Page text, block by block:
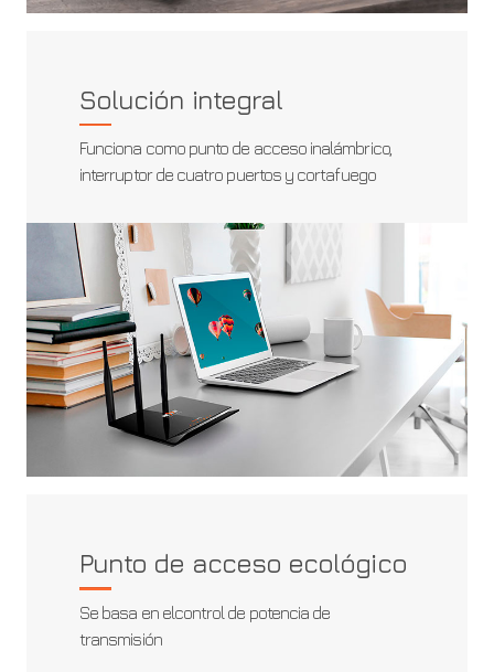
Solución integral
Funciona como punto de acceso inalámbrico,
interruptor de cuatro puertos y cortafuego
Punto de acceso ecológico
Se basa en elcontrol de potencia de
transmisión